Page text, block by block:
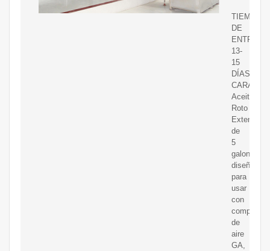
TIEMPO
DE
13-
15
DÍAS
Aceite
Roto
Extend
de
5
galones:
diseñado
para
usar
con
de
aire
GA,